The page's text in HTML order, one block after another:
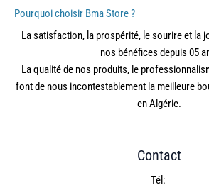
Pourquoi choisir Bma Store ?
La satisfaction, la prospérité, le sourire et la
nos bénéfices depuis 05
La qualité de nos produits, le
font de nous incontestablement la meilleure
en Algérie.
Contact
Tél: